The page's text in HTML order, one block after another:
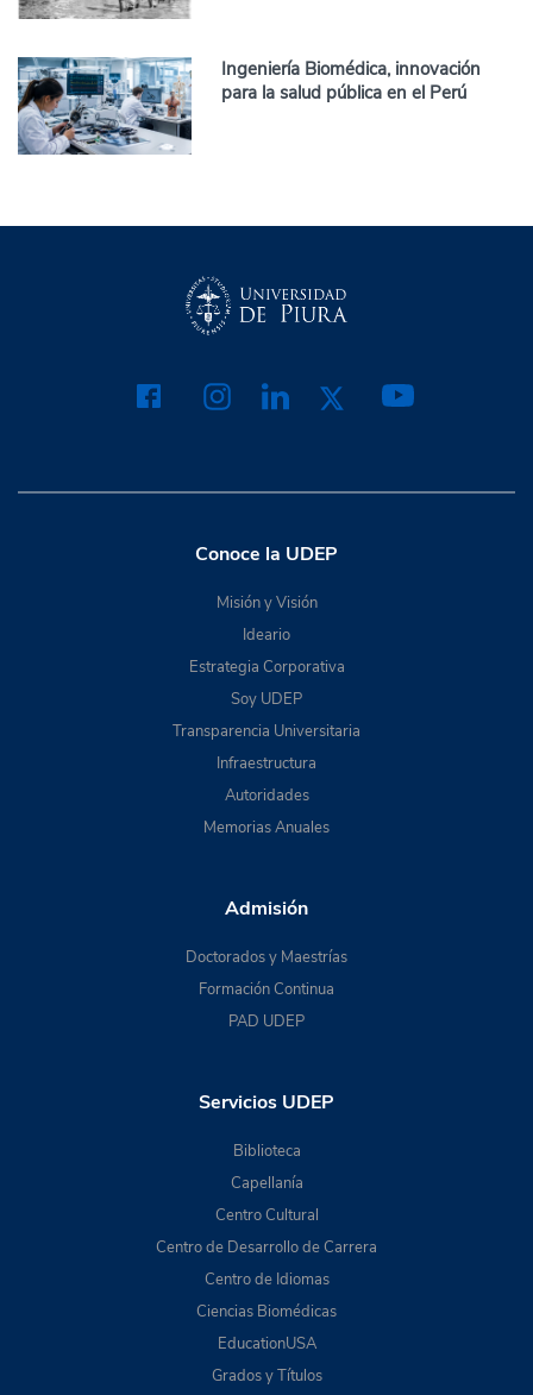
Ingeniería Biomédica, innovación
para la salud pública en el Perú
Conoce la UDEP
Misión y Visión
Ideario
Estrategia Corporativa
Soy UDEP
Transparencia Universitaria
Infraestructura
Autoridades
Memorias Anuales
Admisión
Doctorados y Maestrías
Formación Continua
PAD UDEP
Servicios UDEP
Biblioteca
Capellanía
Centro Cultural
Centro de Desarrollo de Carrera
Centro de Idiomas
Ciencias Biomédicas
EducationUSA
Grados y Títulos